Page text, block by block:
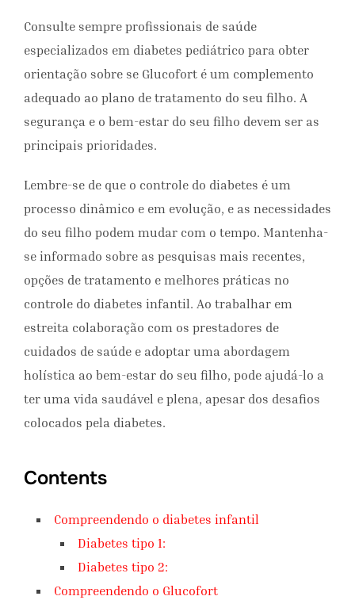
Consulte sempre profissionais de saúde
especializados em diabetes pediátrico para obter
orientação sobre se Glucofort é um complemento
adequado ao plano de tratamento do seu filho. A
segurança e o bem-estar do seu filho devem ser as
principais prioridades.
Lembre-se de que o controle do diabetes é um
processo dinâmico e em evolução, e as necessidades
do seu filho podem mudar com o tempo. Mantenha-
se informado sobre as pesquisas mais recentes,
opções de tratamento e melhores práticas no
controle do diabetes infantil. Ao trabalhar em
estreita colaboração com os prestadores de
cuidados de saúde e adoptar uma abordagem
holística ao bem-estar do seu filho, pode ajudá-lo a
ter uma vida saudável e plena, apesar dos desafios
colocados pela diabetes.
Contents
Compreendendo o diabetes infantil
Diabetes tipo 1:
Diabetes tipo 2:
Compreendendo o Glucofort